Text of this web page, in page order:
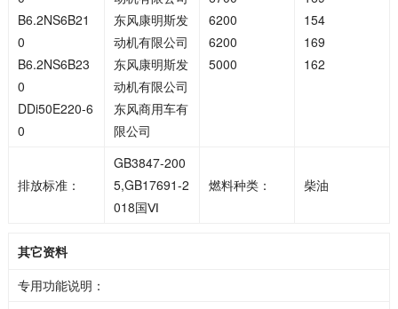
B6.2NS6B21
0
B6.2NS6B23
0
DDi50E220-6
0
东风康明斯发
动机有限公司
东风康明斯发
动机有限公司
东风商用车有
限公司
6200
6200
5000
154
169
162
排放标准：
GB3847-200
5,GB17691-2
018国Ⅵ
燃料种类： 柴油
其它资料
专用功能说明：